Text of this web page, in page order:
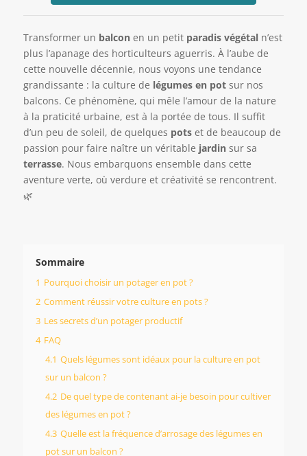
Transformer un balcon en un petit paradis végétaln’est
plus l’apanage des horticulteurs aguerris. À l’aube de
cette nouvelle décennie, nous voyons une tendance
grandissante : la culture de légumes en potsur nos
balcons. Ce phénomène, qui mêle l’amour de la nature
à la praticité urbaine, est à la portée de tous. Il suffit
d’un peu de soleil, de quelques potset de beaucoup de
passion pour faire naître un véritable jardin sur sa
terrasse. Nous embarquons ensemble dans cette
aventure verte, où verdure et créativité se rencontrent.
🌿
Sommaire
1 Pourquoi choisir un potager en pot ?
2 Comment réussir votre culture en pots ?
3 Les secrets d’un potager productif
4 FAQ
4.1 Quels légumes sont idéaux pour la culture en pot
sur un balcon ?
4.2 De quel type de contenant ai-je besoin pour cultiver
des légumes en pot ?
4.3 Quelle est la fréquence d’arrosage des légumes en
pot sur un balcon ?